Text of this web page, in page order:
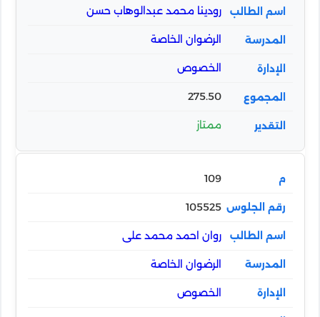
رودينا محمد عبدالوهاب حسن
الرضوان الخاصة
الخصوص
275.50
ممتاز
109
105525
روان احمد محمد على
الرضوان الخاصة
الخصوص